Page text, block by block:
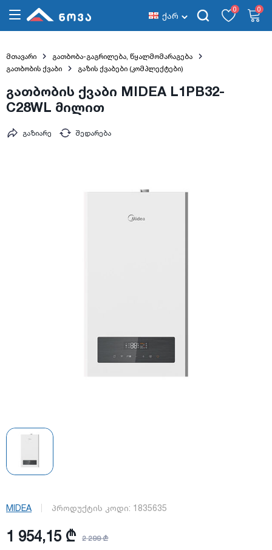
ქარ
0 0
მთავარი
გათბობა-გაგრილება, წყალმომარაგება
გათბობის ქვაბი
გაზის ქვაბები (კომპლექტები)
გათბობის ქვაბი MIDEA L1PB32-
C28WL მილით
შედარება
გაზიარე
MIDEA პროდუქტის კოდი: 1835635
1 954,15 ₾ 2 299 ₾